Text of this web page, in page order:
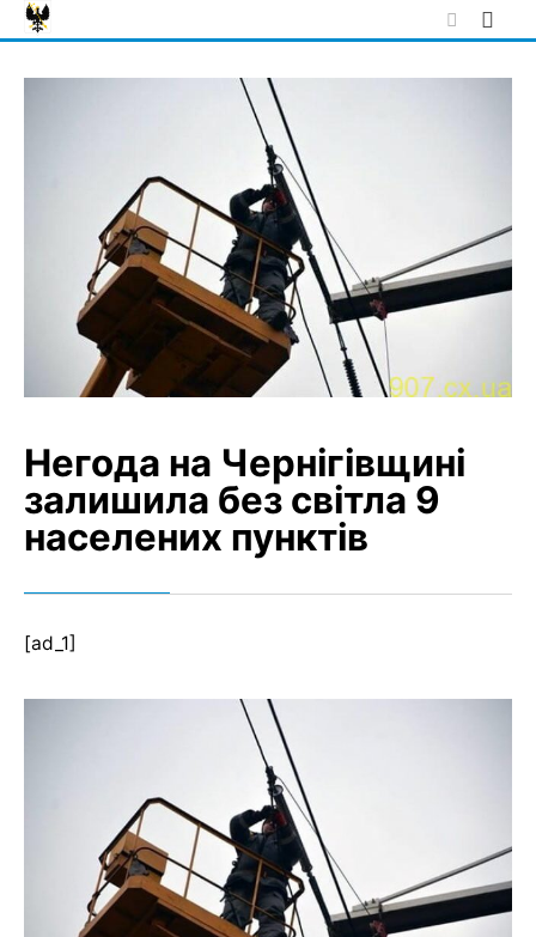
Skip
to
Негода на Чернігівщині
залишила без світла 9
населених пунктів
[ad_1]